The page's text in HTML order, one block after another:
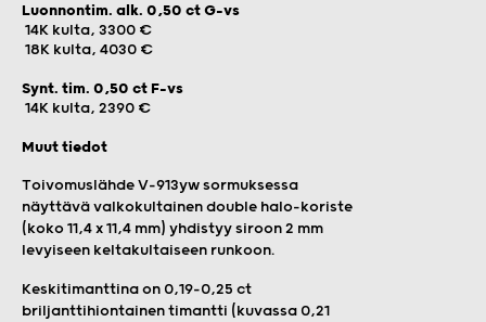
Luonnontim. alk. 0,50 ct G-vs
14K kulta, 3300 €
18K kulta, 4030 €
Synt. tim. 0,50 ct F-vs
14K kulta, 2390 €
Muut tiedot
Toivomuslähde V-913yw sormuksessa
näyttävä valkokultainen double halo-koriste
(koko 11,4 x 11,4 mm) yhdistyy siroon 2 mm
levyiseen keltakultaiseen runkoon.
Keskitimanttina on 0,19–0,25 ct
briljanttihiontainen timantti (kuvassa 0,21